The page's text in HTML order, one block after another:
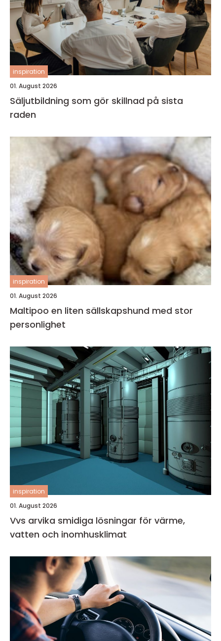
inspiration
01. August 2026
Säljutbildning som gör skillnad på sista
raden
inspiration
01. August 2026
Maltipoo en liten sällskapshund med stor
personlighet
inspiration
01. August 2026
Vvs arvika smidiga lösningar för värme,
vatten och inomhusklimat